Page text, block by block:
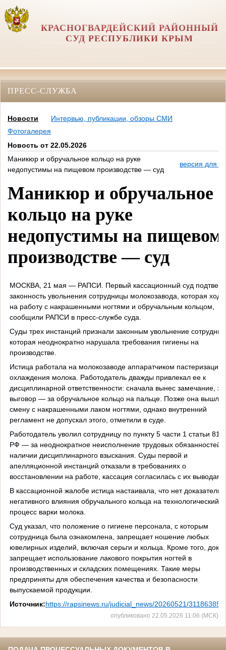
КРАСНОГВАРДЕЙСКИЙ РАЙОННЫЙ
СУД РЕСПУБЛИКИ КРЫМ
ПРЕСС-СЛУЖБА
Новости
Интервью, публикации, обзоры СМИ
Фотогалерея
Новость от 22.05.2026
Маникюр и обручальное кольцо на руке
недопустимы на пищевом производстве — суд
версия для
Маникюр и обручальное
кольцо на руке
недопустимы на пищевом
производстве — суд
МОСКВА, 21 мая — РАПСИ. Первый кассационный суд
законность увольнения сотрудницы молокозавода, которая
на работу с накрашенными ногтями и обручальным кольцом,
сообщили РАПСИ в пресс-службе суда.
Суды трех инстанций признали законным увольнение
которая неоднократно нарушала требования гигиены на
производстве.
Истица работала на молокозаводе аппаратчиком пастеризации
охлаждения молока. Работодатель дважды привлекал ее к
дисциплинарной ответственности: сначала вынес замечание,
выговор — за обручальное кольцо на пальце. Позже она вышла
смену с накрашенными лаком ногтями, однако внутренний
регламент не допускал этого, отметили в суде.
Работодатель уволил сотрудницу по пункту 5 части 1 статьи 81
РФ — за неоднократное неисполнение трудовых обязанностей
наличии дисциплинарного взыскания. Суды первой и
апелляционной инстанций отказали в требованиях о
восстановлении на работе, кассация согласилась с их
В кассационной жалобе истица настаивала, что нет
негативного влияния обручального кольца на технологический
процесс варки молока.
Суд указал, что положение о гигиене персонала, с которым
сотрудница была ознакомлена, запрещает ношение любых
ювелирных изделий, включая серьги и кольца. Кроме того,
запрещает использование лакового покрытия ногтей в
производственных и складских помещениях. Такие меры
предприняты для обеспечения качества и безопасности
выпускаемой продукции.
Источник:https://rapsinews.ru/judicial_news/20260521/
опубликовано 22.05.2026 11:06 (МСК)